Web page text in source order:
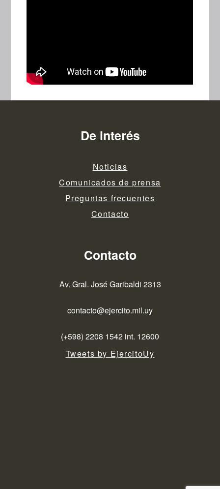
De interés
Noticias
Comunicados de prensa
Preguntas frecuentes
Contacto
Contacto
Av. Gral. José Garibaldi 2313
contacto@ejercito.mil.uy
(+598) 2208 1542 int. 12600
Tweets by EjercitoUy